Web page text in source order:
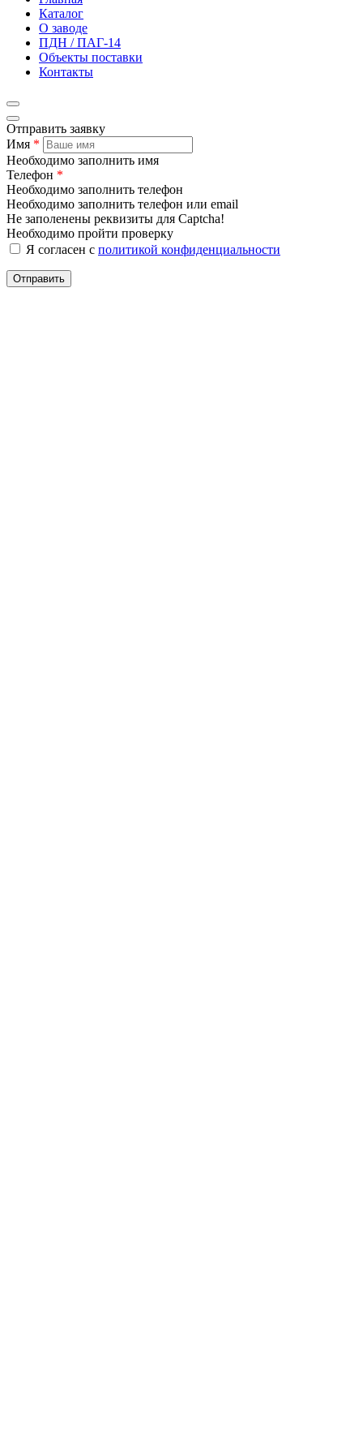
Каталог
О заводе
ПДН / ПАГ-14
Объекты поставки
Контакты
Отправить заявку
Имя *
Необходимо заполнить имя
Телефон *
Необходимо заполнить телефон
Необходимо заполнить телефон или email
Не заполенены реквизиты для Captcha!
Необходимо пройти проверку
Я согласен с политикой конфиденциальности
Отправить